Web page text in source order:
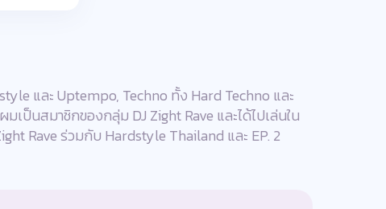
และ Uptempo, Techno ทั้ง Hard Techno และ
เป็นสมาชิกของกลุ่ม DJ Zight Rave และได้ไปเล่นใน
Rave ร่วมกับ Hardstyle Thailand และ EP. 2